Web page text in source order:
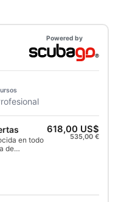
Powered by
en todo
de
vida. La
618,00 US$
535,00 €